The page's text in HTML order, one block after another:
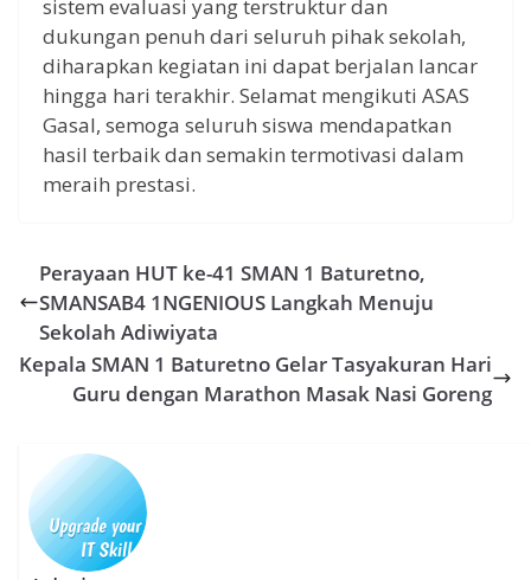
sistem evaluasi yang terstruktur dan
dukungan penuh dari seluruh pihak sekolah,
diharapkan kegiatan ini dapat berjalan lancar
hingga hari terakhir. Selamat mengikuti ASAS
Gasal, semoga seluruh siswa mendapatkan
hasil terbaik dan semakin termotivasi dalam
meraih prestasi.
Perayaan HUT ke-41 SMAN 1 Baturetno,
SMANSAB4 1NGENIOUS Langkah Menuju
Sekolah Adiwiyata
Kepala SMAN 1 Baturetno Gelar Tasyakuran Hari
Guru dengan Marathon Masak Nasi Goreng